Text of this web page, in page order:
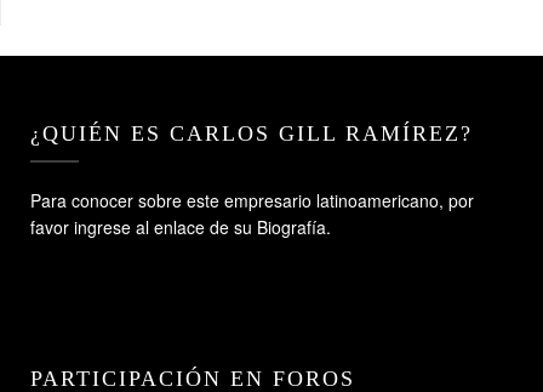
¿QUIÉN ES CARLOS GILL RAMÍREZ?
Para conocer sobre este empresario latinoamericano, por
favor ingrese al enlace de su Biografía.
PARTICIPACIÓN EN FOROS